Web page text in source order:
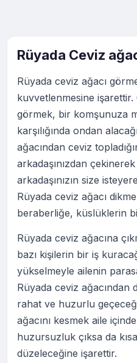
Rüyada Ceviz
Rüyada ceviz ağacı
kuvvetlenmesine
görmek, bir komşunuza
karşılığında ondan
ağacından ceviz
arkadaşınızdan
arkadaşınızın size
Rüyada ceviz ağacı
beraberliğe, küslüklerin
Rüyada ceviz ağacına
bazı kişilerin bir iş
yükselmeyle ailenin
Rüyada ceviz ağacından
rahat ve huzurlu
ağacını kesmek aile
huzursuzluk çıksa da
düzeleceğine işarettir.